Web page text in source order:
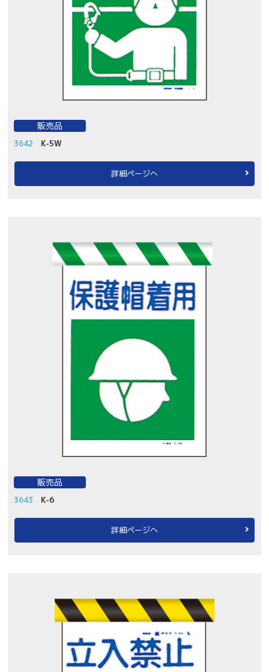
販売品
3642 K-5W
詳細ページへ
販売品
3643 K-6
詳細ページへ